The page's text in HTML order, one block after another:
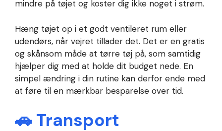
mindre på tøjet og koster dig ikke noget i strøm.
Hæng tøjet op i et godt ventileret rum eller
udendørs, når vejret tillader det. Det er en gratis
og skånsom måde at tørre tøj på, som samtidig
hjælper dig med at holde dit budget nede. En
simpel ændring i din rutine kan derfor ende med
at føre til en mærkbar besparelse over tid.
🚗 Transport